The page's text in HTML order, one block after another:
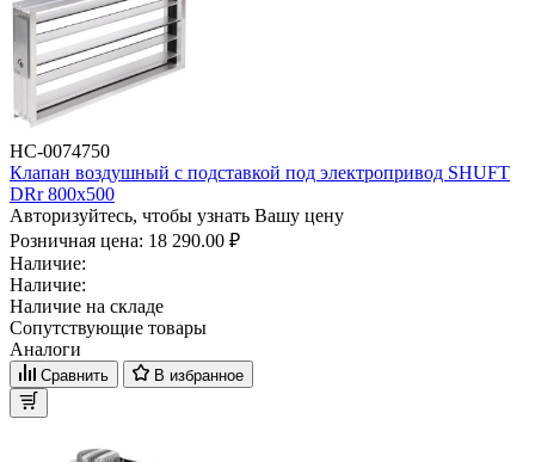
НС-0074750
Клапан воздушный с подставкой под электропривод SHUFT
DRr 800x500
Авторизуйтесь, чтобы узнать Вашу цену
Розничная цена: 18 290.00 ₽
Наличие:
Наличие:
Наличие на складе
Сопутствующие товары
Аналоги
Сравнить В избранное